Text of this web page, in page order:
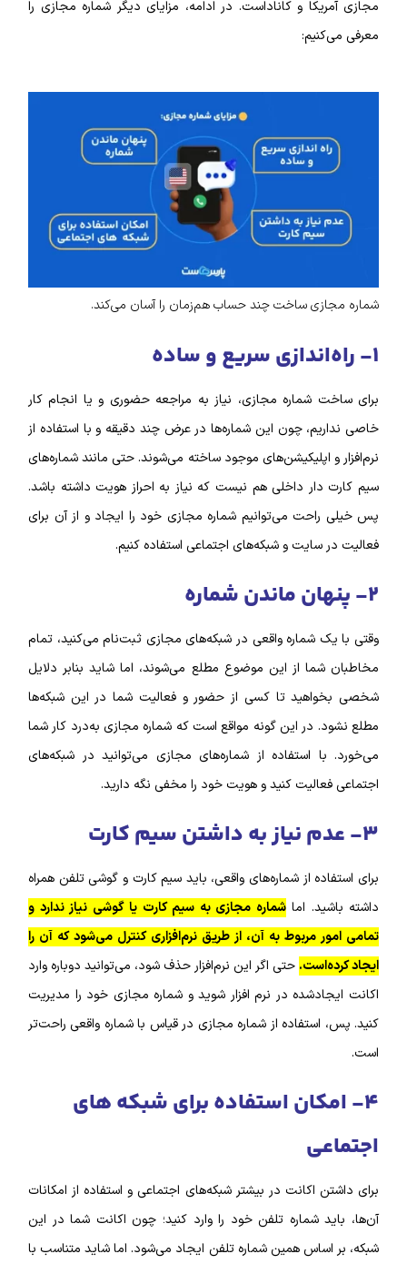
مجازی آمریکا و کاناداست. در ادامه، مزایای دیگر شماره مجازی را
معرفی می‌کنیم:
شماره مجازی ساخت چند حساب هم‌زمان را آسان می‌کند.
۱- راه‌اندازی سریع و ساده
برای ساخت شماره مجازی، نیاز به مراجعه حضوری و یا انجام کار
خاصی نداریم، چون این شماره‌‌ها در عرض چند دقیقه و با استفاده از
نرم‌افزار و اپلیکیشن‌های موجود ساخته می‌شوند.حتی مانند شماره‌های
سیم کارت دار داخلی هم نیست که نیاز به احراز هویت داشته باشد.
پس خیلی راحت می‌توانیم شماره مجازی خود را ایجاد و از آن برای
فعالیت در سایت و شبکه‌های اجتماعی استفاده کنیم.
۲- پنهان ماندن شماره
وقتی با یک شماره واقعی در شبکه‌های مجازی ثبت‌نام می‌کنید، تمام
مخاطبان شما از این موضوع مطلع می‌شوند، اما شاید بنابر دلایل
شخصی بخواهید تا کسی از حضور و فعالیت شما در این شبکه‌ها
مطلع نشود. در این گونه مواقع است که شماره مجازی به‌درد کار شما
می‌خورد. با استفاده از شماره‌های مجازی می‌توانید در شبکه‌های
اجتماعی فعالیت کنید و هویت خود را مخفی نگه دارید.
۳- عدم نیاز به داشتن سیم کارت
برای استفاده از شماره‌‌های واقعی، باید سیم کارت و گوشی تلفن همراه
داشته باشید. اماشماره مجازی به سیم کارت یا گوشی نیاز ندارد و
تمامی امور مربوط به آن، از طریق نرم‌افزاری کنترل می‌شود که آن را
ایجاد کرده‌است. حتی اگر این نرم‌‌افزار حذف شود، می‌توانید دوباره وارد
اکانت ایجادشده در نرم‌ افزار شوید و شماره مجازی خود را مدیریت
کنید. پس، استفاده از شماره مجازی در قیاس با شماره واقعی راحت‌تر
است.
۴- امکان استفاده برای شبکه‌ های
اجتماعی
برای داشتن اکانت در بیشتر شبکه‌‌های اجتماعی و استفاده از امکانات
آن‌ها، باید شماره تلفن خود را وارد کنید؛ چون اکانت شما در این
شبکه، بر اساس همین شماره تلفن ایجاد می‌شود. اما شاید متناسب با